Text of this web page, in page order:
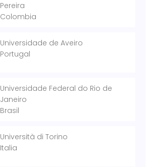
Pereira
Colombia
Universidade de Aveiro
Portugal
Universidade Federal do Rio de
Janeiro
Brasil
Università di Torino
Italia